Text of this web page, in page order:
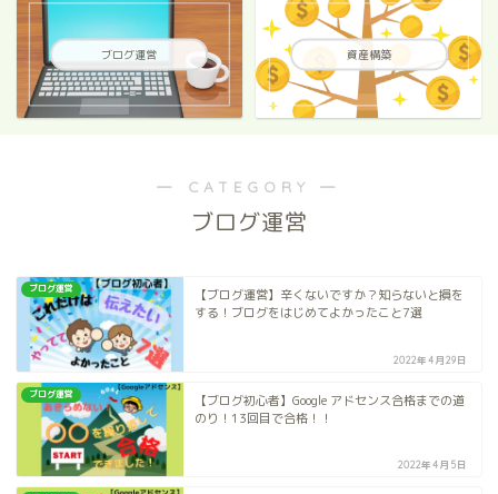
ブログ運営 資産構築
― CATEGORY ―
ブログ運営
ブログ運営
【ブログ運営】辛くないですか？知らないと損を
する！ブログをはじめてよかったこと7選
2022年4月29日
ブログ運営
【ブログ初心者】Google アドセンス合格までの道
のり！13回目で合格！！
2022年4月5日